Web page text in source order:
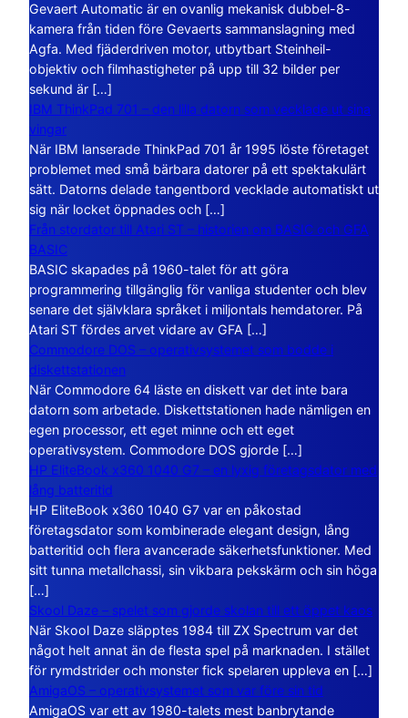
Gevaert Automatic är en ovanlig mekanisk dubbel-8-
kamera från tiden före Gevaerts sammanslagning med
Agfa. Med fjäderdriven motor, utbytbart Steinheil-
objektiv och filmhastigheter på upp till 32 bilder per
sekund är […]
IBM ThinkPad 701 – den lilla datorn som vecklade ut sina
vingar
När IBM lanserade ThinkPad 701 år 1995 löste företaget
problemet med små bärbara datorer på ett spektakulärt
sätt. Datorns delade tangentbord vecklade automatiskt ut
sig när locket öppnades och […]
Från stordator till Atari ST – historien om BASIC och GFA
BASIC
BASIC skapades på 1960-talet för att göra
programmering tillgänglig för vanliga studenter och blev
senare det självklara språket i miljontals hemdatorer. På
Atari ST fördes arvet vidare av GFA […]
Commodore DOS – operativsystemet som bodde i
diskettstationen
När Commodore 64 läste en diskett var det inte bara
datorn som arbetade. Diskettstationen hade nämligen en
egen processor, ett eget minne och ett eget
operativsystem. Commodore DOS gjorde […]
HP EliteBook x360 1040 G7 – en lyxig företagsdator med
lång batteritid
HP EliteBook x360 1040 G7 var en påkostad
företagsdator som kombinerade elegant design, lång
batteritid och flera avancerade säkerhetsfunktioner. Med
sitt tunna metallchassi, sin vikbara pekskärm och sin höga
[…]
Skool Daze – spelet som gjorde skolan till ett öppet kaos
När Skool Daze släpptes 1984 till ZX Spectrum var det
något helt annat än de flesta spel på marknaden. I stället
för rymdstrider och monster fick spelaren uppleva en […]
AmigaOS – operativsystemet som var före sin tid
AmigaOS var ett av 1980-talets mest banbrytande